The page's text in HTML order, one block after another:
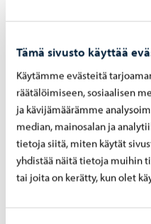
Tämä sivusto käyttää
Käytämme evästeitä
räätälöimiseen, sosiaalisen
ja kävijämäärämme
median, mainosalan ja
tietoja siitä, miten käytät
yhdistää näitä tietoja muihin
tai joita on kerätty, kun olet
Aiheeseen